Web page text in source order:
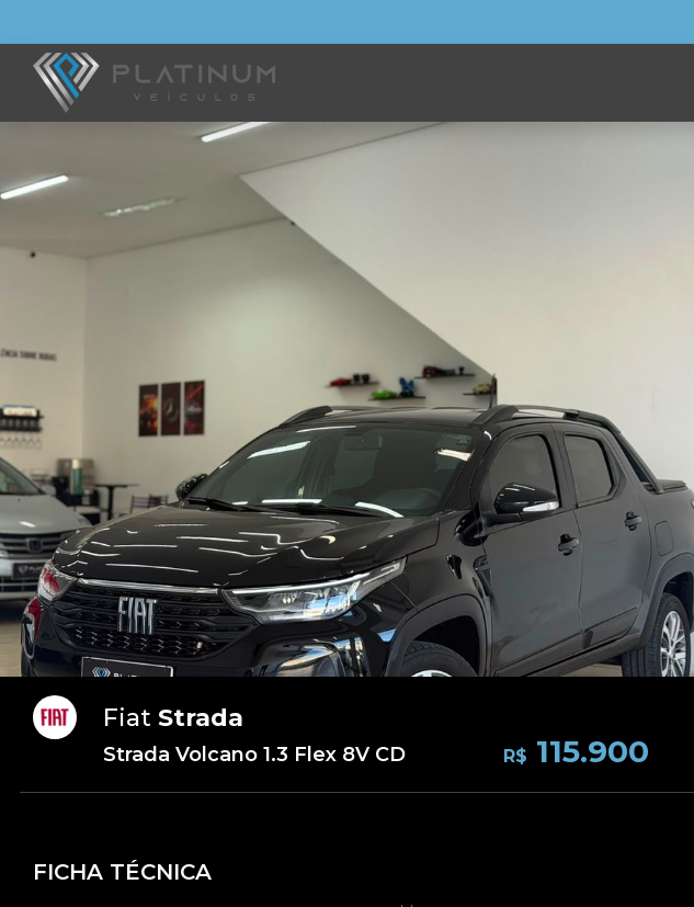
Fiat Strada
Strada Volcano 1.3 Flex 8V CD R$ 115.900
FICHA TÉCNICA